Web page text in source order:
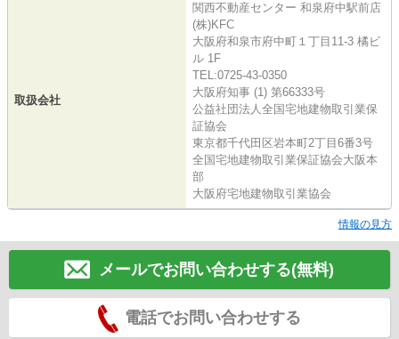
取扱会社
関西不動産センター 和泉府中駅前店
(株)KFC
大阪府和泉市府中町１丁目11-3 橘ビ
ル 1F
TEL:0725-43-0350
大阪府知事 (1) 第66333号
公益社団法人全国宅地建物取引業保
証協会
東京都千代田区岩本町2丁目6番3号
全国宅地建物取引業保証協会大阪本
部
大阪府宅地建物取引業協会
情報の見方
メールでお問い合わせする(無料)
電話でお問い合わせする